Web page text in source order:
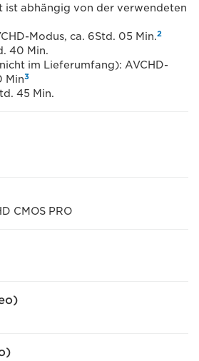
ist abhängig von der verwendeten
Modus, ca. 6Std. 05 Min.2
40 Min.
im Lieferumfang): AVCHD-
Min3
45 Min.
CMOS PRO